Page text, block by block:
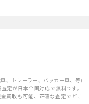
、トレーラー、パッカー車、等)
定が日本全国対応で無料です。
買取も可能、正確な査定でどこ